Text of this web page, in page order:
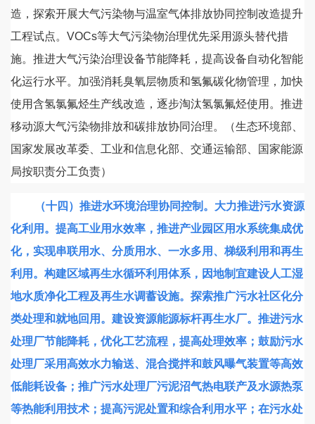
造，探索开展大气污染物与温室气体排放协同控制改造提升
工程试点。VOCs等大气污染物治理优先采用源头替代措
施。推进大气污染治理设备节能降耗，提高设备自动化智能
化运行水平。加强消耗臭氧层物质和氢氟碳化物管理，加快
使用含氢氯氟烃生产线改造，逐步淘汰氢氯氟烃使用。推进
移动源大气污染物排放和碳排放协同治理。（生态环境部、
国家发展改革委、工业和信息化部、交通运输部、国家能源
局按职责分工负责）
（十四）推进水环境治理协同控制。 大力推进污水资源
化利用。提高工业用水效率，推进产业园区用水系统集成优
化，实现串联用水、分质用水、一水多用、梯级利用和再生
利用。构建区域再生水循环利用体系，因地制宜建设人工湿
地水质净化工程及再生水调蓄设施。探索推广污水社区化分
类处理和就地回用。建设资源能源标杆再生水厂。推进污水
处理厂节能降耗，优化工艺流程，提高处理效率；鼓励污水
处理厂采用高效水力输送、混合搅拌和鼓风曝气装置等高效
低能耗设备；推广污水处理厂污泥沼气热电联产及水源热泵
等热能利用技术；提高污泥处置和综合利用水平；在污水处